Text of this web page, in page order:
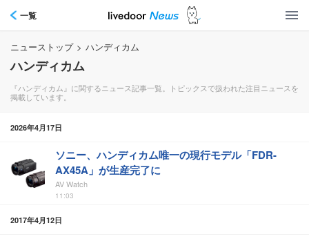
一覧
ニューストップ > ハンディカム
ハンディカム
『ハンディカム』に関するニュース記事一覧。トピックスで扱われた注目ニュースを
掲載しています。
2026年4月17日
ソニー、ハンディカム唯一の現行モデル「FDR-
AX45A」が生産完了に
AV Watch
11:03
2017年4月12日